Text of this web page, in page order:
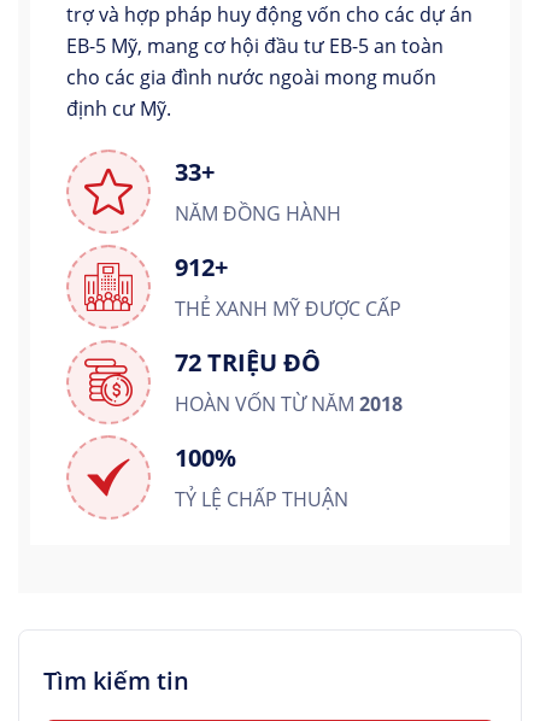
trợ và hợp pháp huy động vốn cho các dự án
EB-5 Mỹ, mang cơ hội đầu tư EB-5 an toàn
cho các gia đình nước ngoài mong muốn
định cư Mỹ.
33+
NĂM ĐỒNG HÀNH
912+
THẺ XANH MỸ ĐƯỢC CẤP
72 TRIỆU ĐÔ
HOÀN VỐN TỪ NĂM 2018
100%
TỶ LỆ CHẤP THUẬN
Tìm kiếm tin